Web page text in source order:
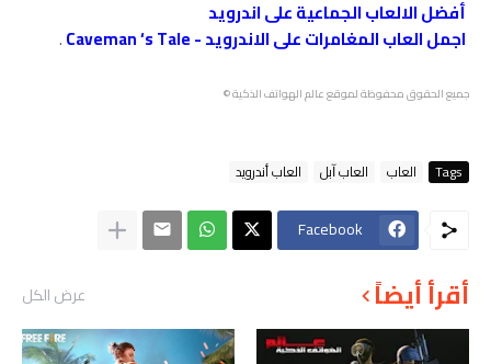
أفضل الالعاب الجماعية على اندرويد
اجمل العاب المغامرات على الاندرويد - Caveman ‘s Tale
.
جميع الحقوق محفوظة لموقع عالم الهواتف الذكية ©
Tags العاب العاب ﺁﺑﻞ العاب أندرويد
Facebook
أقرأ أيضاً عرض الكل